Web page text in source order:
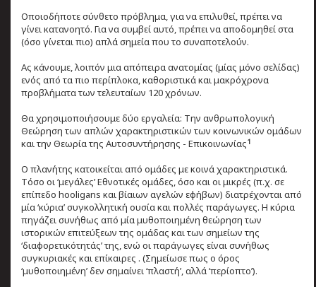
Οποιοδήποτε σύνθετο πρόβλημα, για να επιλυθεί, πρέπει να
γίνει κατανοητό. Για να συμβεί αυτό, πρέπει να αποδομηθεί στα
(όσο γίνεται πιο) απλά σημεία που το συναποτελούν.
Ας κάνουμε, λοιπόν μια απόπειρα ανατομίας (μίας μόνο σελίδας)
ενός από τα πιο περίπλοκα, καθοριστικά και μακρόχρονα
προβλήματα των τελευταίων 120 χρόνων.
Θα χρησιμοποιήσουμε δύο εργαλεία: Την ανθρωπολογική
Θεώρηση των απλών χαρακτηριστικών των κοινωνικών ομάδων
και την Θεωρία της Αυτοσυντήρησης - Επικοινωνίας1
Ο πλανήτης κατοικείται από ομάδες με κοινά χαρακτηριστικά.
Tόσο οι ‘μεγάλες’ Εθνοτικές ομάδες, όσο και οι μικρές (π.χ. σε
επίπεδο hooligans και βίαιων αγελών εφήβων) διατρέχονται από
μία ‘κύρια’ συγκολλητική ουσία και πολλές παράγωγες. Η κύρια
πηγάζει συνήθως από μία μυθοποιημένη θεώρηση των
ιστορικών επιτεύξεων της ομάδας και των σημείων της
‘διαφορετικότητάς’ της, ενώ οι παράγωγες είναι συνήθως
συγκυριακές και επίκαιρες . (Σημείωσε πως ο όρος
‘μυθοποιημένη’ δεν σημαίνει ‘πλαστή’, αλλά ‘περίοπτο’).